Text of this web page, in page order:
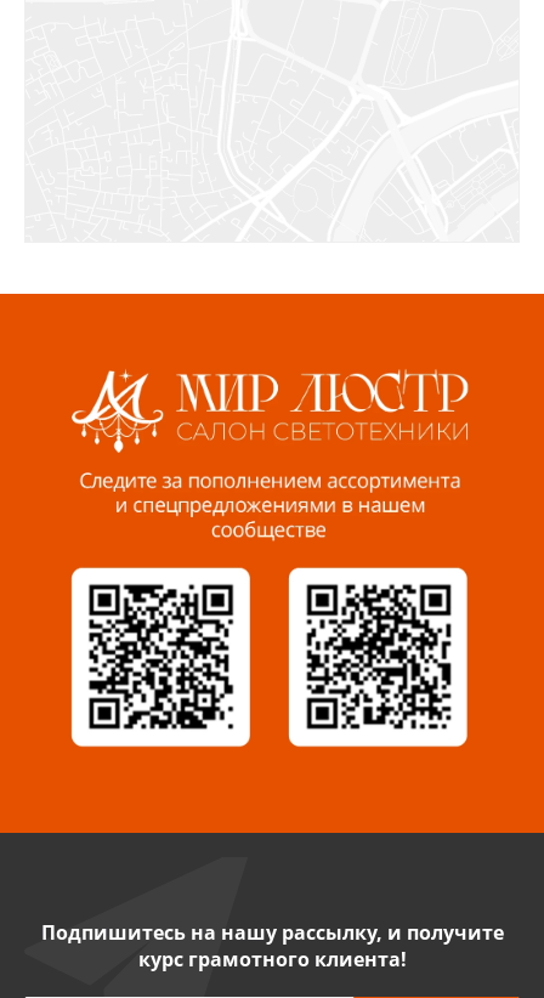
Пенза, ул. Пролетарская, 61 ТЦ "Стройбери"
Миасс, ул. Романенко, 95
8 922 500 30 39
Сызрань, ул. Декабристов, 1А
8 927 009 54 63
Саратов, ул. Танкистов, 37 (БЦ «Дикомп»)
Нефтекамск, ул. Ленина, 62
8 927 960 61 02
Подпишитесь на нашу рассылку, и получите
курс грамотного клиента!